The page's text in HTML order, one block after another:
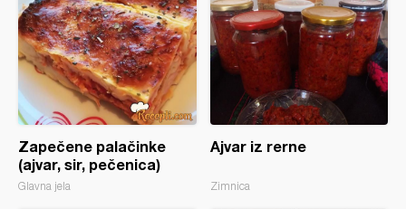
Zapečene palačinke
(ajvar, sir, pečenica)
Glavna jela
Ajvar iz rerne
Zimnica